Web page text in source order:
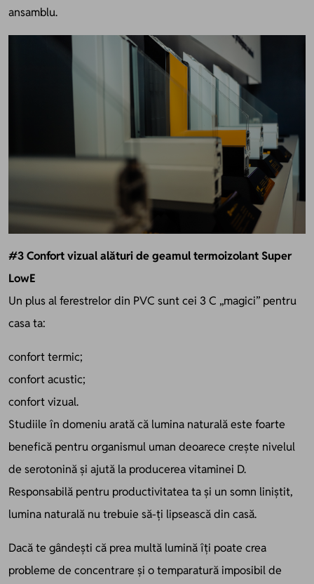
ansamblu.
#3 Confort vizual alături de geamul termoizolant Super
LowE
Un plus al ferestrelor din PVC sunt cei 3 C „magici” pentru
casa ta:
confort termic;
confort acustic;
confort vizual.
Studiile în domeniu arată că lumina naturală este foarte
benefică pentru organismul uman deoarece crește nivelul
de serotonină și ajută la producerea vitaminei D.
Responsabilă pentru productivitatea ta și un somn liniștit,
lumina naturală nu trebuie să-ți lipsească din casă.
Dacă te gândești că prea multă lumină îți poate crea
probleme de concentrare și o temparatură imposibil de